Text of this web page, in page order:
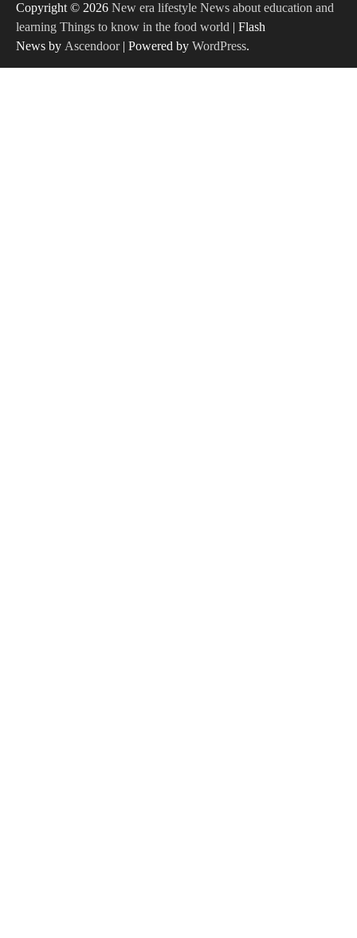
Copyright © 2026 New era lifestyle News about education and
learning Things to know in the food world | Flash
News by Ascendoor| Powered by WordPress.